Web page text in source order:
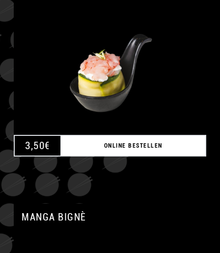
3,50€ ONLINE BESTELLEN
MANGA BIGNÈ